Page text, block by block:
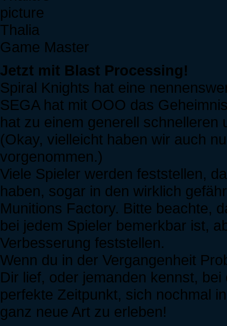
Thalia
Game Master
Jetzt mit Blast Processing!
Spiral Knights hat eine
SEGA hat mit OOO das
hat zu einem generell
(Okay, vielleicht haben wir auch
vorgenommen.)
Viele Spieler werden feststellen,
haben, sogar in den wirklich
Munitions Factory. Bitte beachte,
bei jedem Spieler bemerkbar ist,
Verbesserung feststellen.
Wenn du in der Vergangenheit
Dir lief, oder jemanden kennst,
perfekte Zeitpunkt, sich nochmal
ganz neue Art zu erleben!